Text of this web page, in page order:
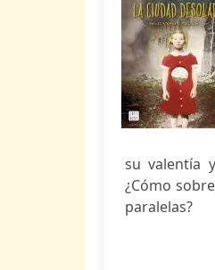
su valentía
¿Cómo
paralelas?